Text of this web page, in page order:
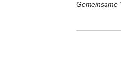
Gemeinsame